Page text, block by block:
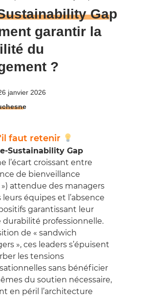
Gap
garantir la
du
?
janvier 2026
faut retenir
Sustainability Gap
l’écart croissant entre
de bienveillance
») attendue des managers
leurs équipes et l’absence
garantissant leur
durabilité professionnelle.
de « sandwich
», ces leaders s’épuisent
les tensions
sans bénéficier
du soutien nécessaire,
en péril l’architecture